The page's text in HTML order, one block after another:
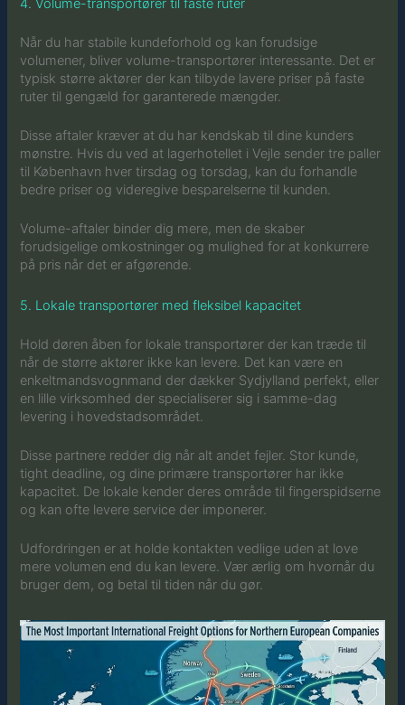
4. Volume-transportører til faste ruter
Når du har stabile kundeforhold og kan forudsige
volumener, bliver volume-transportører interessante. Det er
typisk større aktører der kan tilbyde lavere priser på faste
ruter til gengæld for garanterede mængder.
Disse aftaler kræver at du har kendskab til dine kunders
mønstre. Hvis du ved at lagerhotellet i Vejle sender tre paller
til København hver tirsdag og torsdag, kan du forhandle
bedre priser og videregive besparelserne til kunden.
Volume-aftaler binder dig mere, men de skaber
forudsigelige omkostninger og mulighed for at konkurrere
på pris når det er afgørende.
5. Lokale transportører med fleksibel kapacitet
Hold døren åben for lokale transportører der kan træde til
når de større aktører ikke kan levere. Det kan være en
enkeltmandsvognmand der dækker Sydjylland perfekt, eller
en lille virksomhed der specialiserer sig i samme-dag
levering i hovedstadsområdet.
Disse partnere redder dig når alt andet fejler. Stor kunde,
tight deadline, og dine primære transportører har ikke
kapacitet. De lokale kender deres område til fingerspidserne
og kan ofte levere service der imponerer.
Udfordringen er at holde kontakten vedlige uden at love
mere volumen end du kan levere. Vær ærlig om hvornår du
bruger dem, og betal til tiden når du gør.